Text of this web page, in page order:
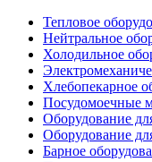
Тепловое
Нейтральное
Холодильное
Хлебопекарное
Посудомоечные
Оборудование
Оборудование
Барное